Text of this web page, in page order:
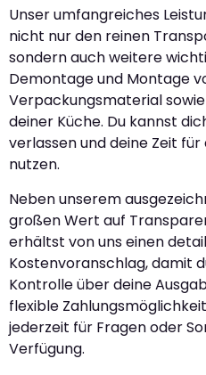
Unser umfangreiches
nicht nur den reinen
sondern auch weitere
Demontage und Montage
Verpackungsmaterial
deiner Küche. Du kannst
verlassen und deine Zeit
nutzen.
Neben unserem
großen Wert auf
erhältst von uns einen
Kostenvoranschlag, damit
Kontrolle über deine
flexible
jederzeit für Fragen oder
Verfügung.